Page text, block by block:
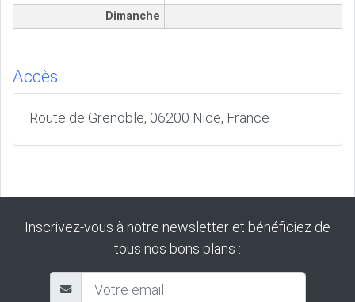
Dimanche
Accès
Route de Grenoble, 06200 Nice, France
Inscrivez-vous à notre newsletter et bénéficiez de
tous nos bons plans :